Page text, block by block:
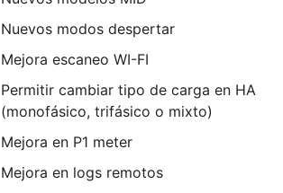
Nuevos modos despertar
Mejora escaneo WI-FI
Permitir cambiar tipo de carga en HA
(monofásico, trifásico o mixto)
Mejora en P1 meter
Mejora en logs remotos